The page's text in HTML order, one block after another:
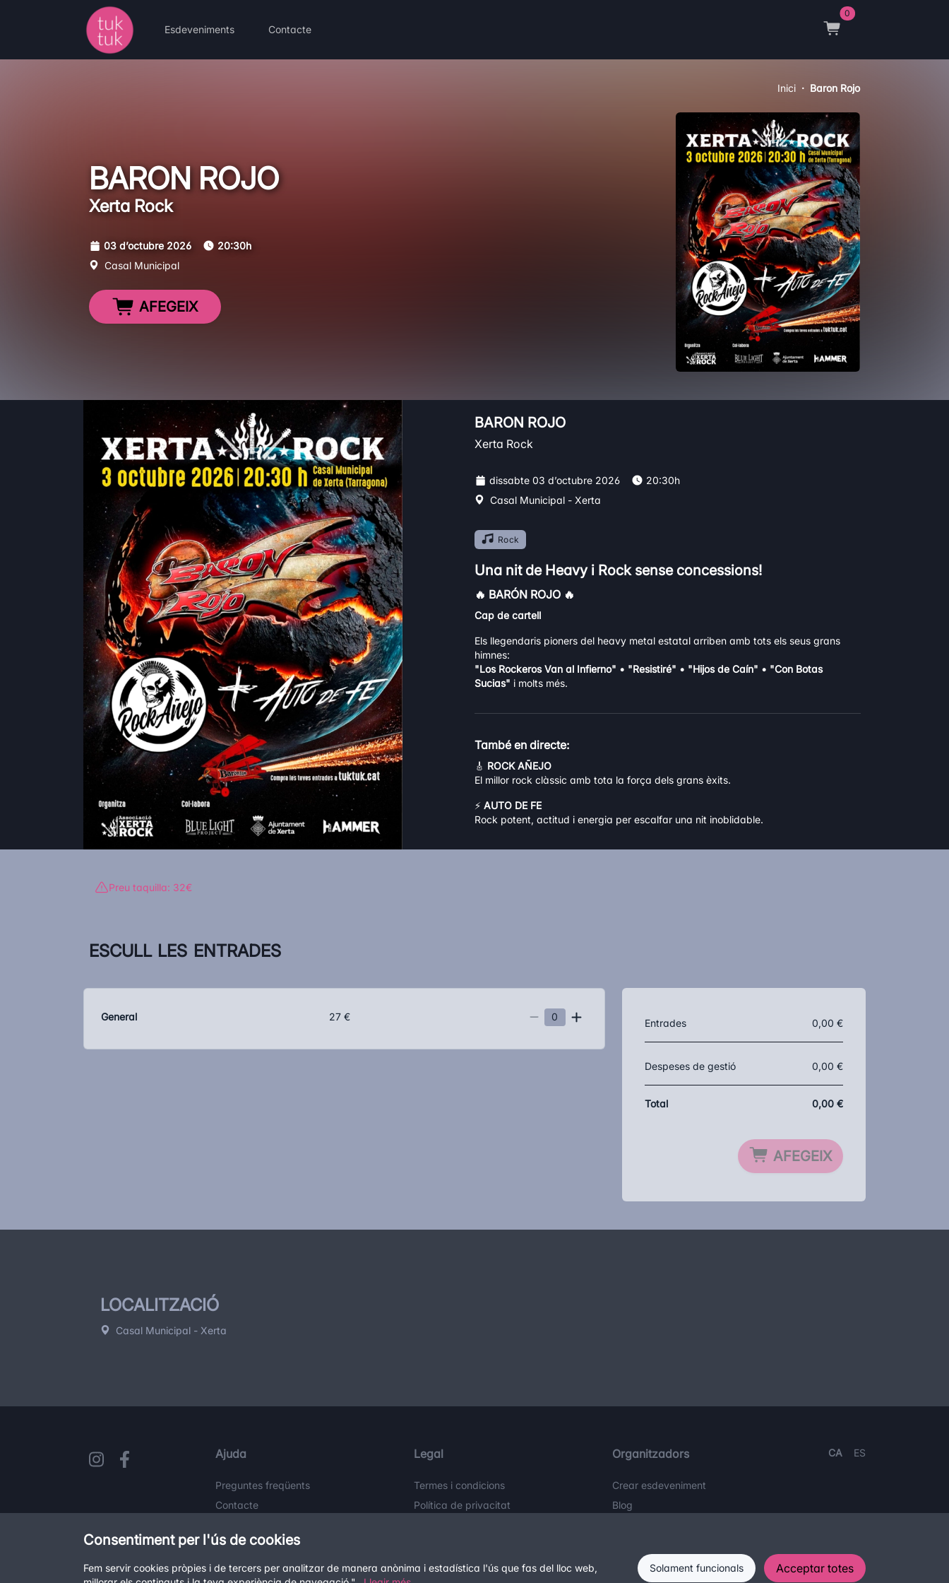
0
Esdeveniments Contacte
Inici Baron Rojo
BARON ROJO
Xerta Rock
03 d’octubre 2026
20:30h
Casal Municipal
AFEGEIX
BARON ROJO
Xerta Rock
dissabte 03 d’octubre 2026
20:30h
Casal Municipal - Xerta
Rock
Una nit de Heavy i Rock sense concessions!
🔥 BARÓN ROJO 🔥
Cap de cartell
Els llegendaris pioners del heavy metal estatal arriben amb tots els seus grans
himnes:
"Los Rockeros Van al Infierno" • "Resistiré" • "Hijos de Caín" • "Con Botas
Sucias" i molts més.
També en directe:
🎸 ROCK AÑEJO
El millor rock clàssic amb tota la força dels grans èxits.
⚡ AUTO DE FE
Rock potent, actitud i energia per escalfar una nit inoblidable.
Preu taquilla: 32€
ESCULL LES ENTRADES
General 27 € 0 Entrades 0,00 €
Despeses de gestió 0,00 €
Total 0,00 €
AFEGEIX
LOCALITZACIÓ
Casal Municipal - Xerta
CA ES
Ajuda
Preguntes freqüents
Contacte
Legal
Termes i condicions
Política de privacitat
Organitzadors
Crear esdeveniment
Blog
©2026
Consentiment per l'ús de cookies
Fem servir cookies pròpies i de tercers per analitzar de manera anònima i estadística l'ús que fas del lloc web,
Solament funcionals Acceptar totes